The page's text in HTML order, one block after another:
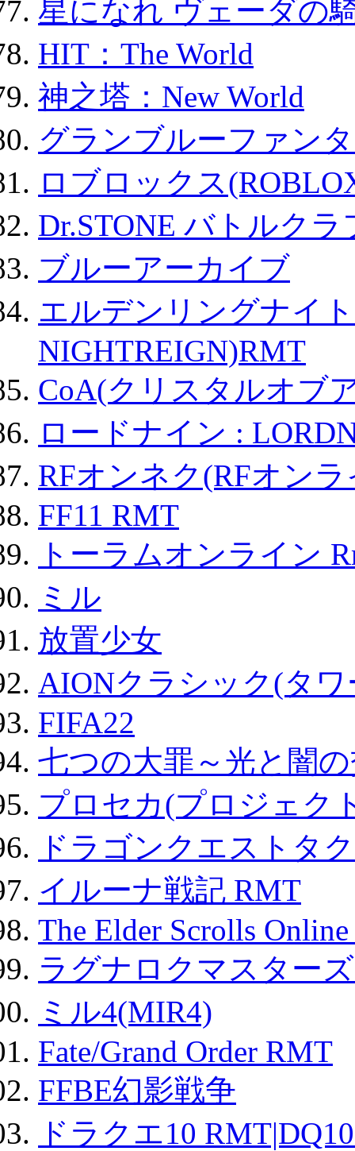
星になれ ヴェーダの
HIT：The World
神之塔：New World
グランブルーファン
ロブロックス
Dr.STONE バトルク
ブルーアーカイブ
エルデンリングナイ
NIGHTREIGN)RMT
CoA(クリスタルオブ
ロードナイン :
RFオンネク(RFオン
FF11 RMT
トーラムオンライン
ミル
放置少女
AIONクラシック(タ
FIFA22
七つの大罪～光と闇
プロセカ(プロジェク
ドラゴンクエストタ
イルーナ戦記 RMT
The Elder Scrolls
ラグナロクマスター
ミル4(MIR4)
Fate/Grand Order RMT
FFBE幻影戦争
ドラクエ10